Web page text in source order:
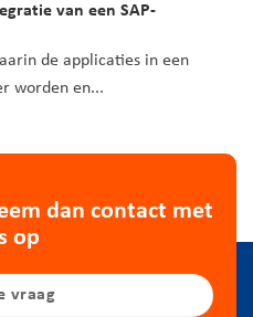
van een SAP-
de applicaties in een
worden en...
dan contact met
op
vraag